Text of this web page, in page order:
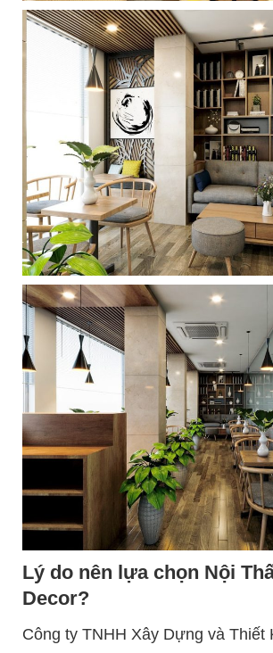
Lý do nên lựa chọn Nội
Decor?
Công ty TNHH Xây Dựng và Thiết